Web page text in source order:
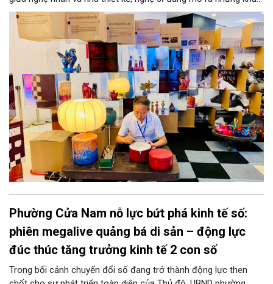
năng phát triển mới cho thủ công đương đại trên nền tảng di
sản. Từ những cuộc “kết duyên” đầy cảm hứng ấy, Hà Nội đang
khơi thông mạch ngầm của hệ sinh thái thủ công, biến vốn cổ
thành động lực bền vững cho tương lai.
Phường Cửa Nam nỗ lực bứt phá kinh tế số:
phiên megalive quảng bá di sản – động lực
đúc thúc tăng trưởng kinh tế 2 con số
Trong bối cảnh chuyển đổi số đang trở thành động lực then